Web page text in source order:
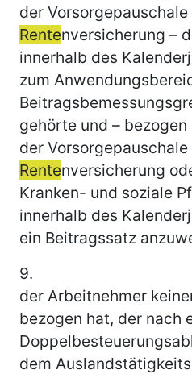
der
Rentenversicherung –
innerhalb des
zum
gehörte und –
der
Rentenversicherung
Kranken- und soziale
innerhalb des
ein Beitragssatz
9.
der Arbeitnehmer
bezogen hat, der nach
dem